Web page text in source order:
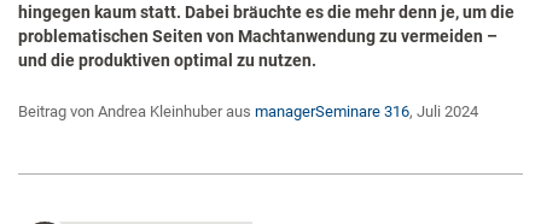
hingegen kaum statt. Dabei bräuchte es die mehr denn je, um die
problematischen Seiten von Machtanwendung zu vermeiden –
und die produktiven optimal zu nutzen.
Beitrag von Andrea Kleinhuber aus managerSeminare 316, Juli 2024